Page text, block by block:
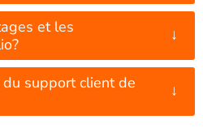
et les
↓
support client de
↓